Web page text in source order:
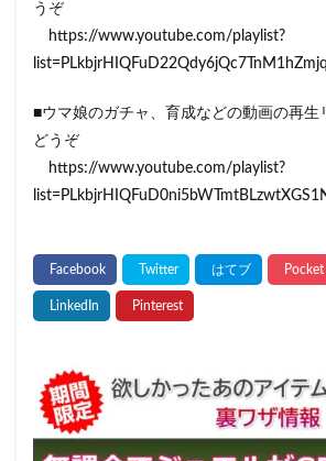
うぞ
https://www.youtube.com/playlist?
■ウマ娘のガチャ、育成などの動画の再生
どうぞ
https://www.youtube.com/playlist?